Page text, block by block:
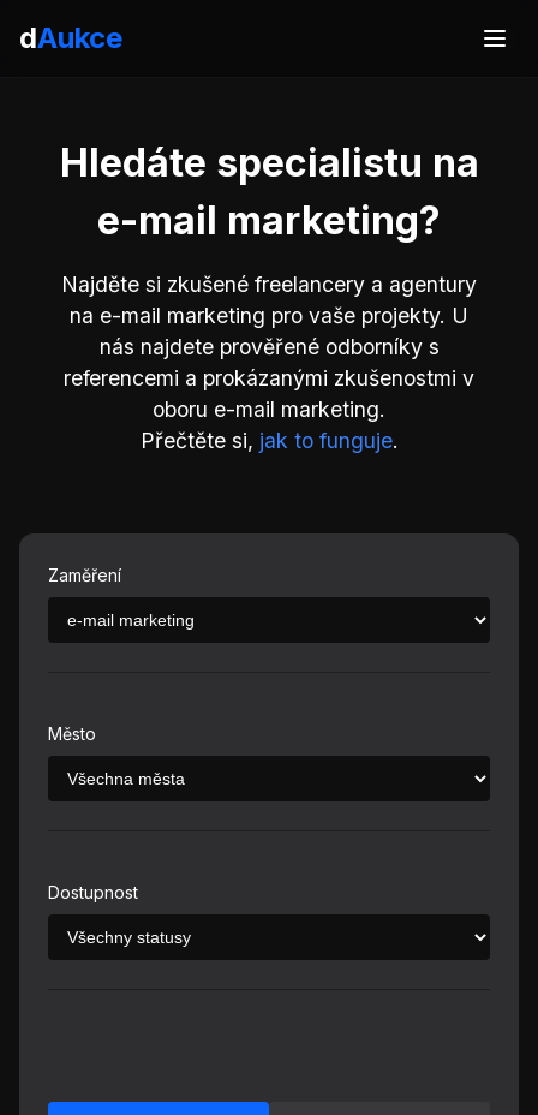
dAukce
Hledáte specialistu na
e-mail marketing?
Najděte si zkušené freelancery a agentury
na e-mail marketing pro vaše projekty. U
nás najdete prověřené odborníky s
referencemi a prokázanými zkušenostmi v
oboru e-mail marketing.
Přečtěte si, jak to funguje.
Zaměření
Město
Dostupnost